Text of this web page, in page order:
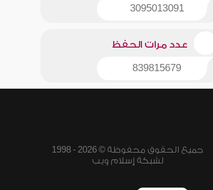
3095013091
عدد مرات الحفظ
839815679
جميع الحقوق محفوظة © 2026 - 1998
لشبكة إسلام ويب